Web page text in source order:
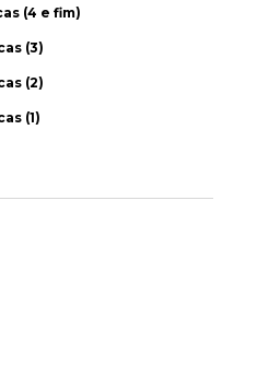
(4 e fim)
(3)
(2)
(1)